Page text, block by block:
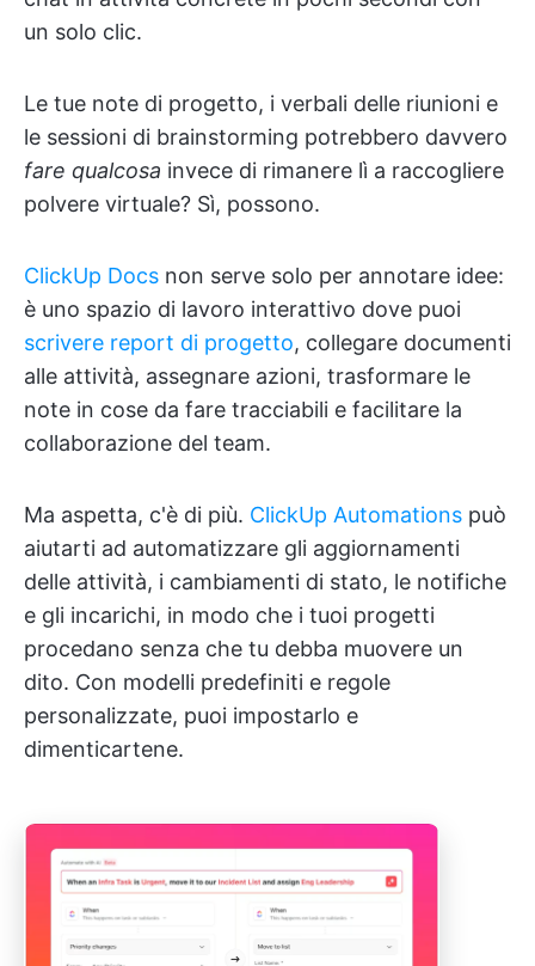
un solo clic.
Le tue note di progetto, i verbali delle riunioni e
le sessioni di brainstorming potrebbero davvero
fare qualcosa invece di rimanere lì a raccogliere
polvere virtuale? Sì, possono.
ClickUp Docs non serve solo per annotare idee:
è uno spazio di lavoro interattivo dove puoi
scrivere report di progetto, collegare documenti
alle attività, assegnare azioni, trasformare le
note in cose da fare tracciabili e facilitare la
collaborazione del team.
Ma aspetta, c'è di più. ClickUp Automations può
aiutarti ad automatizzare gli aggiornamenti
delle attività, i cambiamenti di stato, le notifiche
e gli incarichi, in modo che i tuoi progetti
procedano senza che tu debba muovere un
dito. Con modelli predefiniti e regole
personalizzate, puoi impostarlo e
dimenticartene.